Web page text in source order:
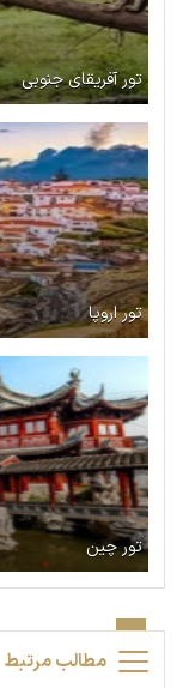
تور آفریقای جنوبی
تور اروپا
تور چین
مطالب مرتبط